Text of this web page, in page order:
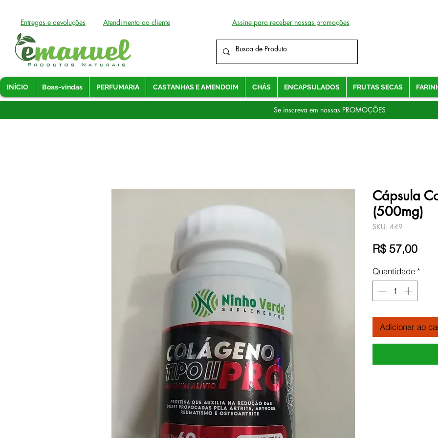
Atendimento ao cliente
Entregas e devoluções Assine para receber nossas promoções
INÍCIO Boas-vindas PERFUMARIA CASTANHAS E AMENDOIM CHÁS ENCAPSULADOS FRUTAS SECAS
Se inscreva em nossas PROMOÇÕES
Cápsula
(500mg)
SKU: 449
R$ 57,00
Quantidade *
Adicionar ao